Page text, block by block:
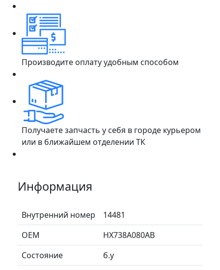
Производите оплату удобным способом
Получаете запчасть у себя в городе курьером
или в ближайшем отделении ТК
Информация
Внутренний номер
14481
ОЕМ
HX738A080AB
Состояние
б.у